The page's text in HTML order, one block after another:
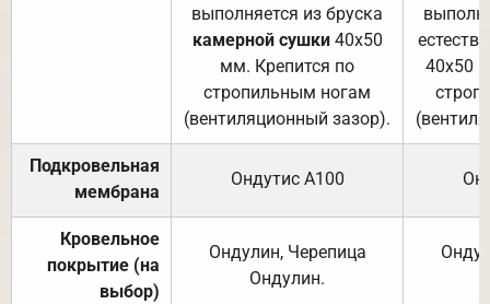
выполняется из бруска
камерной сушки40х50
мм. Крепится по
стропильным ногам
(вентиляционный зазор).
40х50
Подкровельная
мембрана
Ондутис А100
Кровельное
покрытие (на
выбор)
Ондулин, Черепица
Ондулин.